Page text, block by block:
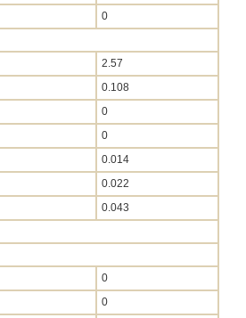
0
2.57
0.108
0
0
0.014
0.022
0.043
0
0